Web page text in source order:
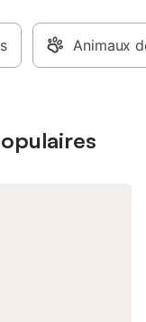
Animaux